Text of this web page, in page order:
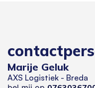
Marije Geluk
AXS Logistiek - Breda